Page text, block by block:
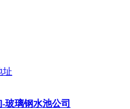
址
玻璃钢水池公司